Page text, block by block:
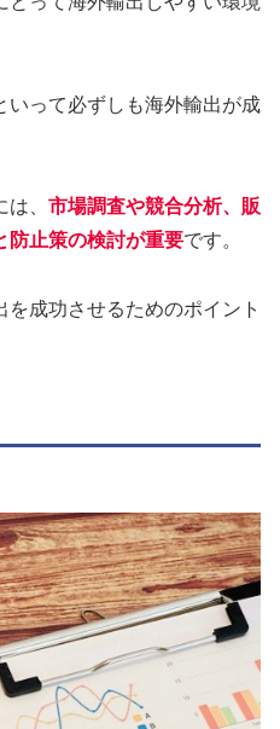
いって必ずしも海外輸出が成
、 市場調査や競合分析、販
防止策の検討が重要です。
成功させるためのポイント